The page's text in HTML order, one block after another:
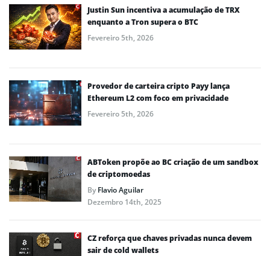
Justin Sun incentiva a acumulação de TRX
enquanto a Tron supera o BTC
Fevereiro 5th, 2026
Provedor de carteira cripto Payy lança
Ethereum L2 com foco em privacidade
Fevereiro 5th, 2026
ABToken propõe ao BC criação de um sandbox
de criptomoedas
ByFlavio Aguilar
Dezembro 14th, 2025
CZ reforça que chaves privadas nunca devem
sair de cold wallets